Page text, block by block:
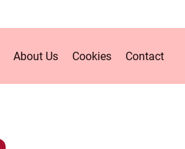
About Us Cookies Contact